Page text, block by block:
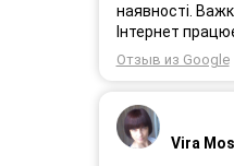
наявності.
Інтернет
Отзыв из Google
Vira